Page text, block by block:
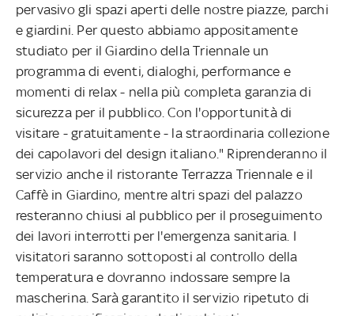
pervasivo gli spazi aperti delle nostre piazze, parchi
e giardini. Per questo abbiamo appositamente
studiato per il Giardino della Triennale un
programma di eventi, dialoghi, performance e
momenti di relax - nella più completa garanzia di
sicurezza per il pubblico. Con l'opportunità di
visitare - gratuitamente - la straordinaria collezione
dei capolavori del design italiano." Riprenderanno il
servizio anche il ristorante Terrazza Triennale e il
Caffè in Giardino, mentre altri spazi del palazzo
resteranno chiusi al pubblico per il proseguimento
dei lavori interrotti per l'emergenza sanitaria. I
visitatori saranno sottoposti al controllo della
temperatura e dovranno indossare sempre la
mascherina. Sarà garantito il servizio ripetuto di